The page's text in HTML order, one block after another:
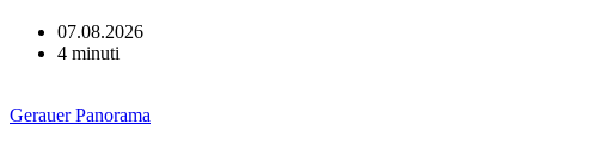
07.08.2026
4 minuti
Gerauer Panorama